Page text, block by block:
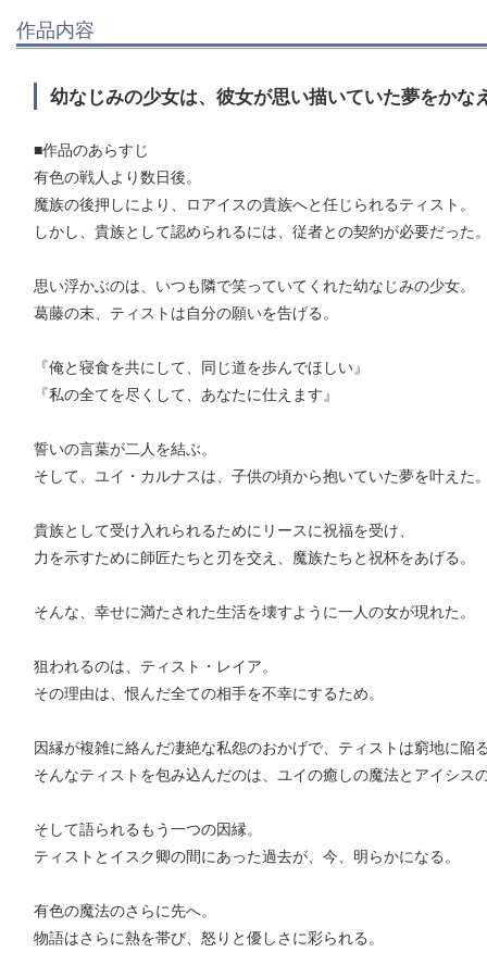
作品内容
幼なじみの少女は、彼女が思い描いていた夢をかな
■作品のあらすじ
有色の戦人より数日後。
魔族の後押しにより、ロアイスの貴族へと任じられるティスト。
しかし、貴族として認められるには、従者との契約が必要だった
思い浮かぶのは、いつも隣で笑っていてくれた幼なじみの少女。
葛藤の末、ティストは自分の願いを告げる。
『俺と寝食を共にして、同じ道を歩んでほしい』
『私の全てを尽くして、あなたに仕えます』
誓いの言葉が二人を結ぶ。
そして、ユイ・カルナスは、子供の頃から抱いていた夢を叶えた
貴族として受け入れられるためにリースに祝福を受け、
力を示すために師匠たちと刃を交え、魔族たちと祝杯をあげる。
そんな、幸せに満たされた生活を壊すように一人の女が現れた。
狙われるのは、ティスト・レイア。
その理由は、恨んだ全ての相手を不幸にするため。
因縁が複雑に絡んだ凄絶な私怨のおかげで、ティストは窮地に陥
そんなティストを包み込んだのは、ユイの癒しの魔法とアイシス
そして語られるもう一つの因縁。
ティストとイスク卿の間にあった過去が、今、明らかになる。
有色の魔法のさらに先へ。
物語はさらに熱を帯び、怒りと優しさに彩られる。